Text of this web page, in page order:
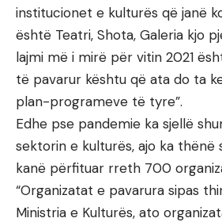
institucionet e kulturës që janë
është Teatri, Shota, Galeria kjo
lajmi më i mirë për vitin 2021
të pavarur kështu që ata do ta
plan-programeve të tyre”.
Edhe pse pandemie ka sjellë
sektorin e kulturës, ajo ka thënë
kanë përfituar rreth 700
“Organizatat e pavarura sipas
Ministria e Kulturës, ato